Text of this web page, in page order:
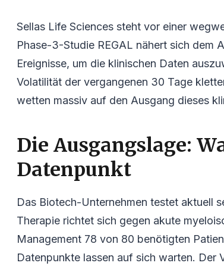
Sellas Life Sciences steht vor einer
Phase-3-Studie REGAL nähert sich dem
Ereignisse, um die klinischen Daten
Volatilität der vergangenen 30 Tage
wetten massiv auf den Ausgang dieses
Die Ausgangslage:
Datenpunkt
Das Biotech-Unternehmen testet aktuell
Therapie richtet sich gegen akute
Management 78 von 80 benötigten
Datenpunkte lassen auf sich warten. Der